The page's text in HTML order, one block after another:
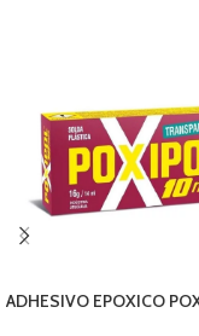
ADHESIVO EPOXICO